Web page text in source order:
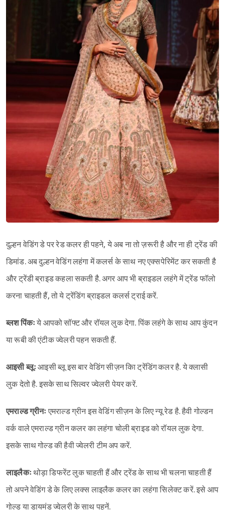
दुल्हन वेडिंग डे पर रेड कलर ही पहने, ये अब ना तो ज़रूरी है और ना ही ट्रेंड की
डिमांड. अब दुल्हन वेडिंग लहंगा में कलर्स के साथ नए एक्सपेरिमेंट कर सकती है
और ट्रेंडी ब्राइड कहला सकती है. अगर आप भी ब्राइडल लहंगे में ट्रेंड फॉलो
करना चाहती हैं, तो ये ट्रेंडिंग ब्राइडल कलर्स ट्राई करें.
ब्लश पिंकःये आपको सॉफ्ट और रॉयल लुक देगा. पिंक लहंगे के साथ आप कुंदन
या रूबी की एंटीक ज्वेलरी पहन सकती हैं.
आइसी ब्लूःआइसी ब्लू इस बार वेडिंग सीज़न किा ट्रेंडिंग कलर है. ये क्लासी
लुक देतो है. इसके साथ सिल्वर ज्वेलरी पेयर करें.
एमराल्ड ग्रीनः एमराल्ड ग्रीन इस वेडिंग सीज़न के लिए न्यू रेड है. हैवी गोल्डन
वर्क वाले एमराल्ड ग्रीन कलर का लहंगा चोली ब्राइड को रॉयल लुक देगा.
इसके साथ गोल्ड की हैवी ज्वेलरी टीम अप करें.
लाइलैकःथोड़ा डिफरेंट लुक चाहती हैं और ट्रेंड के साथ भी चलना चाहती हैं
तो अपने वेडिंग डे के लिए लक्स लाइलैक कलर का लहंगा सिलेक्ट करें. इसे आप
गोल्ड या डायमंड ज्वेलरी के साथ पहनें.